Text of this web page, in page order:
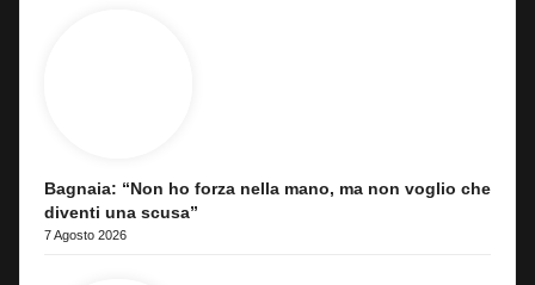
Bagnaia: “Non ho forza nella mano, ma non voglio che
diventi una scusa”
7 Agosto 2026